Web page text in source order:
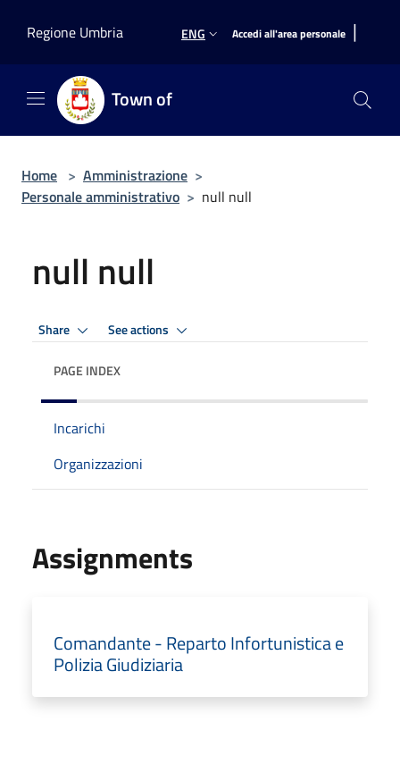
Regione Umbria
ENG Accedi all'area personale |
Town of
Home > Amministrazione >
Personale amministrativo > null null
null null
Share See actions
PAGE INDEX
Incarichi
Organizzazioni
Assignments
Comandante - Reparto Infortunistica e
Polizia Giudiziaria